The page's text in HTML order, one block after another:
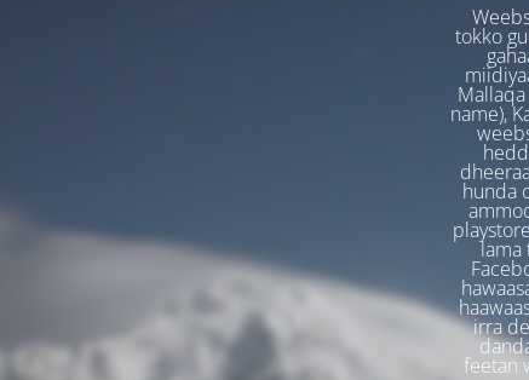
tokko
name),
hunda
lama
irra
feetan